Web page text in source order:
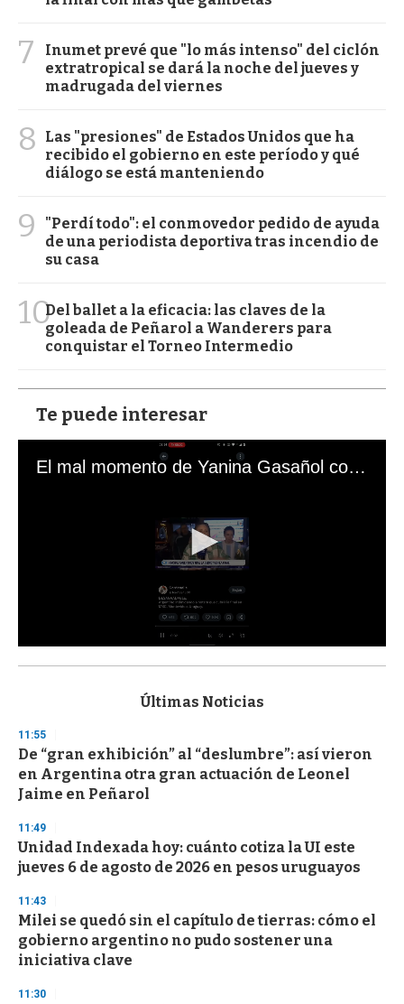
7
Inumet prevé que "lo más intenso" del ciclón
extratropical se dará la noche del jueves y
madrugada del viernes
8
Las "presiones" de Estados Unidos que ha
recibido el gobierno en este período y qué
diálogo se está manteniendo
9
"Perdí todo": el conmovedor pedido de ayuda
de una periodista deportiva tras incendio de
su casa
10Del ballet a la eficacia: las claves de la
goleada de Peñarol a Wanderers para
conquistar el Torneo Intermedio
Te puede interesar
El mal momento de Yanina Gasañol con un hincha argentino en "Subrayado"
s
d
s
o
f
3
s
e
c
o
d
s
Últimas Noticias
11:55
De “gran exhibición” al “deslumbre”: así vieron
en Argentina otra gran actuación de Leonel
Jaime en Peñarol
11:49
Unidad Indexada hoy: cuánto cotiza la UI este
jueves 6 de agosto de 2026 en pesos uruguayos
11:43
Milei se quedó sin el capítulo de tierras: cómo el
gobierno argentino no pudo sostener una
iniciativa clave
11:30